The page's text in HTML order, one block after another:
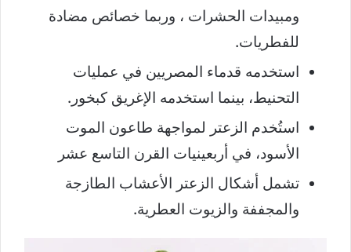
ومبيدات الحشرات ، وربما خصائص مضادة
للفطريات.
استخدمه قدماء المصريين في عمليات
التحنيط، بينما استخدمه الإغريق كبخور.
استُخدم الزعتر لمواجهة طاعون الموت
الأسود، في أربعينيات القرن التاسع عشر
تشمل أشكال الزعتر الأعشاب الطازجة
والمجففة والزيوت العطرية.